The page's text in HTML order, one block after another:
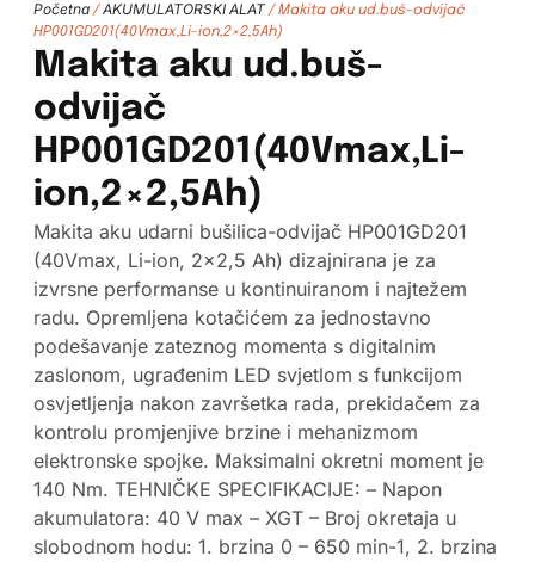
Početna/ AKUMULATORSKI ALAT/ Makita aku ud.buš-odvijač
HP001GD201(40Vmax,Li-ion,2×2,5Ah)
Makita aku ud.buš-
odvijač
HP001GD201(40Vmax,Li-
ion,2×2,5Ah)
Makita aku udarni bušilica-odvijač HP001GD201
(40Vmax, Li-ion, 2×2,5 Ah) dizajnirana je za
izvrsne performanse u kontinuiranom i najtežem
radu. Opremljena kotačićem za jednostavno
podešavanje zateznog momenta s digitalnim
zaslonom, ugrađenim LED svjetlom s funkcijom
osvjetljenja nakon završetka rada, prekidačem za
kontrolu promjenjive brzine i mehanizmom
elektronske spojke. Maksimalni okretni moment je
140 Nm. TEHNIČKE SPECIFIKACIJE: – Napon
akumulatora: 40 V max – XGT – Broj okretaja u
slobodnom hodu: 1. brzina 0 – 650 min-1, 2. brzina